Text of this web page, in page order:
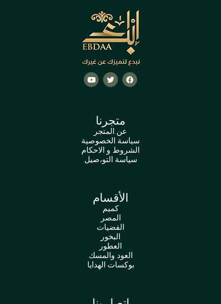
متجرنا
عن المتجر
سياسة الخصوصية
الشروط و الاحكام
سياسة التو،صيل
الأقسام
كميم
المصر
الفضيات
البخور
العطور
العود والمسك
بوكسات الهدايا